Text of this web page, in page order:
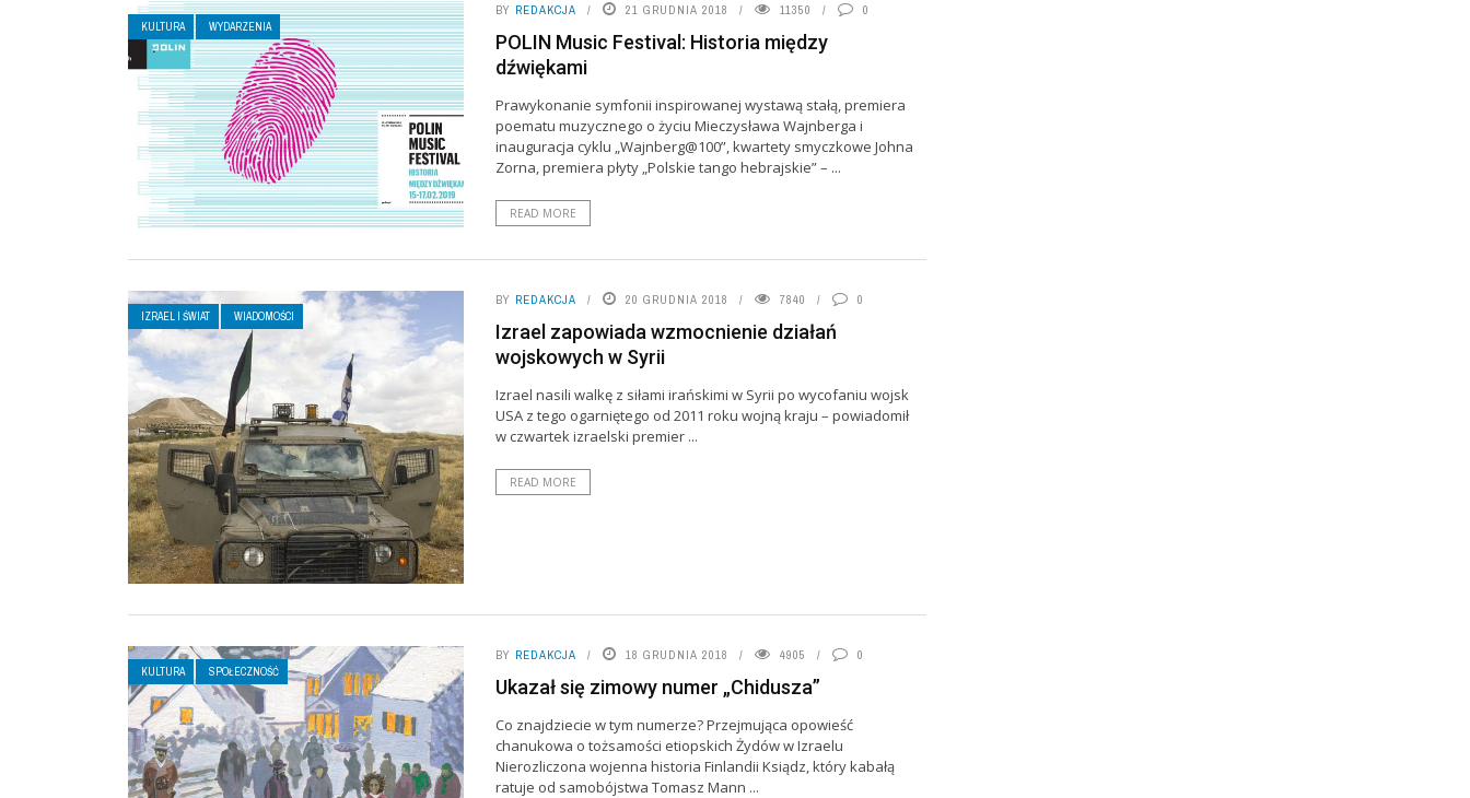
KULTURA WYDARZENIA
BY REDAKCJA 21 GRUDNIA 2018 11350 0
POLIN Music Festival: Historia między
dźwiękami
Prawykonanie symfonii inspirowanej wystawą stałą, premiera
poematu muzycznego o życiu Mieczysława Wajnberga i
inauguracja cyklu „Wajnberg@100”, kwartety smyczkowe Johna
Zorna, premiera płyty „Polskie tango hebrajskie” – ...
READ MORE
IZRAEL I ŚWIAT WIADOMOŚCI
BY REDAKCJA 20 GRUDNIA 2018 7840 0
Izrael zapowiada wzmocnienie działań
wojskowych w Syrii
Izrael nasili walkę z siłami irańskimi w Syrii po wycofaniu wojsk
USA z tego ogarniętego od 2011 roku wojną kraju – powiadomił
w czwartek izraelski premier ...
READ MORE
KULTURA SPOŁECZNOŚĆ
BY REDAKCJA 18 GRUDNIA 2018 4905 0
Ukazał się zimowy numer „Chidusza”
Co znajdziecie w tym numerze? Przejmująca opowieść
chanukowa o tożsamości etiopskich Żydów w Izraelu
Nierozliczona wojenna historia Finlandii Ksiądz, który kabałą
ratuje od samobójstwa Tomasz Mann ...